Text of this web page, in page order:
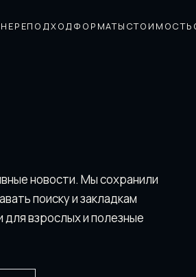
ПОДХОД ФОРМАТЫ СТОИМОСТЬ
новости. Мы сохранили
поискy и закладкам
взрослых и полезные